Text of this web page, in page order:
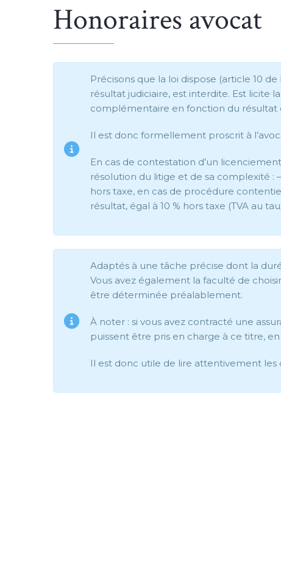
Honoraires avocat
Précisons que la loi dispose (article 10
résultat judiciaire, est interdite. Est licite
complémentaire en fonction du résultat
Il est donc formellement proscrit à
En cas de contestation d’un
résolution du litige et de sa complexité :
hors taxe, en cas de procédure
résultat, égal à 10 % hors taxe (TVA au
Adaptés à une tâche précise dont la
Vous avez également la faculté de
être déterminée préalablement.
À noter : si vous avez contracté une
puissent être pris en charge à ce titre,
Il est donc utile de lire attentivement les